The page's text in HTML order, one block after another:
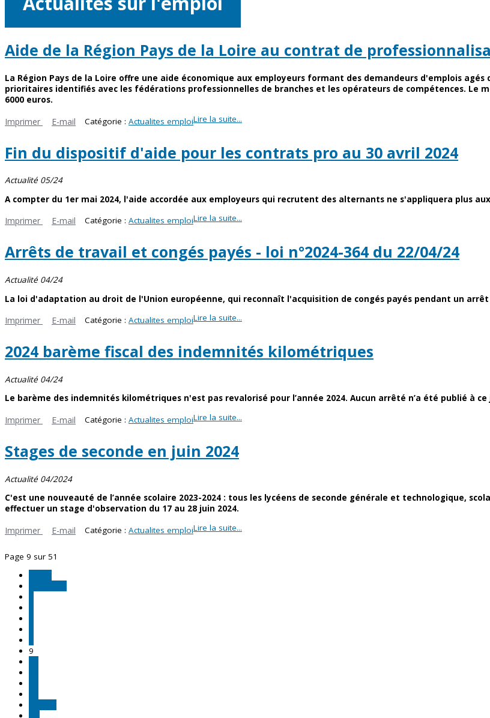
Aide de la Région Pays de la Loire au contrat de
La Région Pays de la Loire offre une aide économique aux employeurs formant des demandeurs d'emplois
prioritaires identifiés avec les fédérations professionnelles de branches et les opérateurs de compétences.
6000 euros.
Imprimer E-mail Catégorie : Actualites emploiLire la suite...
Fin du dispositif d'aide pour les contrats pro au 30 avril 2024
Actualité 05/24
A compter du 1er mai 2024, l'aide accordée aux employeurs qui recrutent des alternants ne s'appliquera plus
Imprimer E-mail Catégorie : Actualites emploiLire la suite...
Arrêts de travail et congés payés - loi n°2024-364 du 22/04/24
Actualité 04/24
La loi d'adaptation au droit de l'Union européenne, qui reconnaît l'acquisition de congés payés pendant un
Imprimer E-mail Catégorie : Actualites emploiLire la suite...
2024 barème fiscal des indemnités kilométriques
Actualité 04/24
Le barème des indemnités kilométriques n'est pas revalorisé pour l’année 2024. Aucun arrêté n’a été publié à ce
Imprimer E-mail Catégorie : Actualites emploiLire la suite...
Stages de seconde en juin 2024
Actualité 04/2024
C'est une nouveauté de l’année scolaire 2023-2024 : tous les lycéens de seconde générale et technologique,
effectuer un stage d'observation du 17 au 28 juin 2024.
Imprimer E-mail Catégorie : Actualites emploiLire la suite...
Page 9 sur 51
9